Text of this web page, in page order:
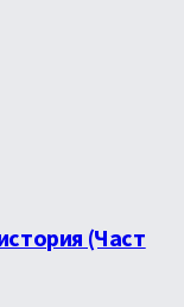
(Част